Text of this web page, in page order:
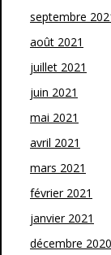
septembre
août 2021
juillet 2021
juin 2021
mai 2021
avril 2021
mars 2021
février 2021
janvier 2021
décembre 2020